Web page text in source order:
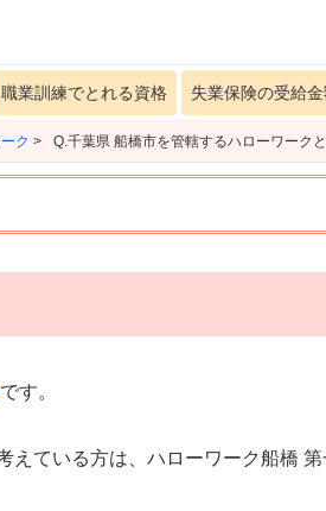
職業訓練でとれる資格 失業保険の受給
ク > Q.千葉県 船橋市を管轄するハローワーク
です。
えている方は、ハローワーク船橋